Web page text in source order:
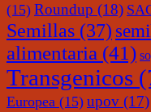
(15) Roundup (18)
Semillas (37)
alimentaria (41)
Transgenicos
Europea (15) upov (17)